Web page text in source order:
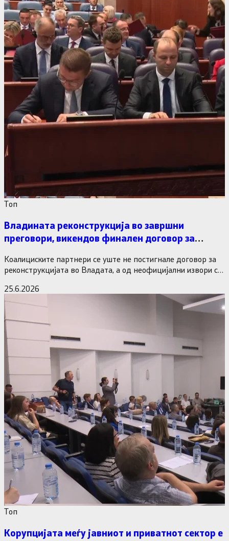
Tоп
Владината реконструкција во завршни
преговори, викендов финален договор за
Коалициските партнери се уште не постигнале договор за
реконструкцијата во Владата, а од неофицијални извори се
25.6.2026
Tоп
Корупцијата меѓу јавниот и приватнот сектор е